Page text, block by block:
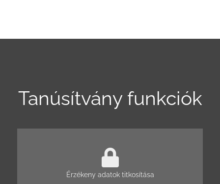
Tanúsítvány funkciók
Érzékeny adatok titkosítása